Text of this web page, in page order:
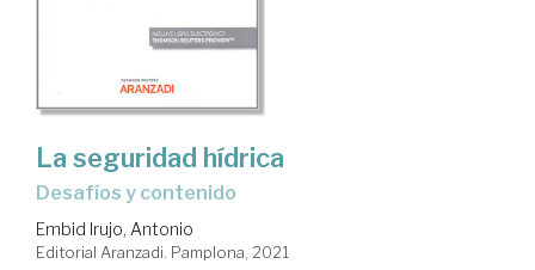
La seguridad hídrica
desafíos y contenido
Embid Irujo, Antonio
Editorial Aranzadi. Pamplona, 2021